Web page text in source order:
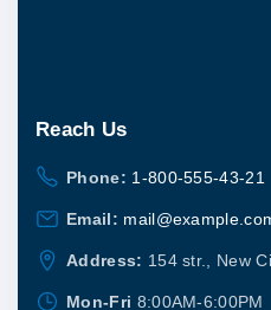
Reach Us
Phone: 1-800-555-43-21
Email:
Address: 154 str., New
Mon-Fri 8:00AM-6:00PM